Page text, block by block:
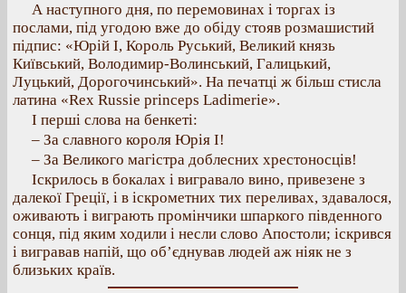
А наступного дня, по перемовинах і торгах із
послами, під угодою вже до обіду стояв розмашистий
підпис: «Юрій І, Король Руський, Великий князь
Київський, Володимир-Волинський, Галицький,
Луцький, Дорогочинський». На печатці ж більш стисла
латина «Rex Russie princeps Ladimerie».
І перші слова на бенкеті:
– За славного короля Юрія І!
– За Великого магістра доблесних хрестоносців!
Іскрилось в бокалах і вигравало вино, привезене з
далекої Греції, і в іскрометних тих переливах, здавалося,
оживають і виграють промінчики шпаркого південного
сонця, під яким ходили і несли слово Апостоли; іскрився
і вигравав напій, що об’єднував людей аж ніяк не з
близьких країв.